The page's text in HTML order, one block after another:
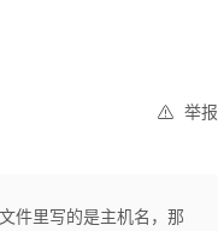
举报
件里写的是主机名，那